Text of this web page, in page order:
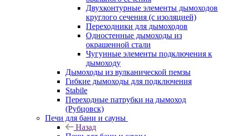
Двухконтурные элементы дымоходов
круглого сечения (с изоляцией)
Переходники для дымоходов
Одностенные дымоходы из
окрашенной стали
Чугунные элементы подключения к
дымоходу
Дымоходы из вулканической пемзы
Гибкие дымоходы для подключения
Stabile
Переходные патрубки на дымоход
(Рубцовск)
Печи для бани и сауны
Назад